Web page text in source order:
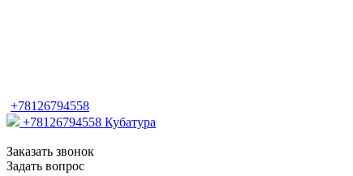
+78126794558
+78126794558 Кубатура
Заказать звонок
Задать вопрос